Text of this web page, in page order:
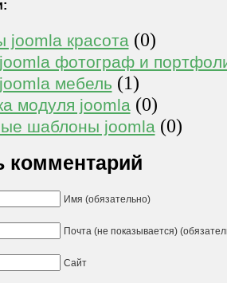
joomla красота(0)
фотограф и
мебель (1)
модуля joomla(0)
шаблоны joomla(0)
комментарий
Имя (обязательно)
Почта (не показывается)
Сайт